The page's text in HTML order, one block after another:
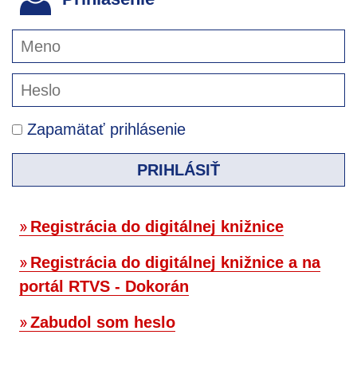
Zapamätať prihlásenie
PRIHLÁSIŤ
Registrácia do digitálnej knižnice
Registrácia do digitálnej knižnice a na
portál RTVS - Dokorán
Zabudol som heslo